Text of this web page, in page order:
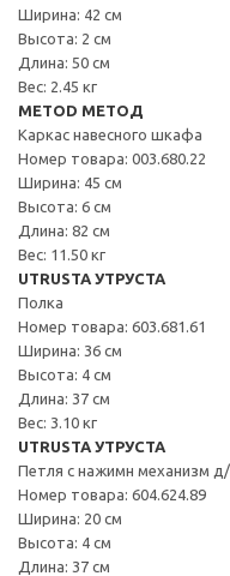
Ширина: 42 см
Высота: 2 см
Длина: 50 см
Вес: 2.45 кг
METOD МЕТОД
Каркас навесного шкафа
Номер товара: 003.680.22
Ширина: 45 см
Высота: 6 см
Длина: 82 см
Вес: 11.50 кг
UTRUSTA УТРУСТА
Полка
Номер товара: 603.681.61
Ширина: 36 см
Высота: 4 см
Длина: 37 см
Вес: 3.10 кг
UTRUSTA УТРУСТА
Петля с нажимн механизм
Номер товара: 604.624.89
Ширина: 20 см
Высота: 4 см
Длина: 37 см